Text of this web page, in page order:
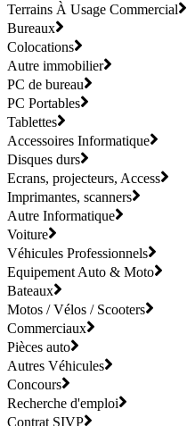
Terrains À Usage Commercial
Bureaux
Colocations
Autre immobilier
PC de bureau
PC Portables
Tablettes
Accessoires Informatique
Disques durs
Ecrans, projecteurs, Access
Imprimantes, scanners
Autre Informatique
Voiture
Véhicules Professionnels
Equipement Auto & Moto
Bateaux
Motos / Vélos / Scooters
Commerciaux
Pièces auto
Autres Véhicules
Concours
Recherche d'emploi
Contrat SIVP